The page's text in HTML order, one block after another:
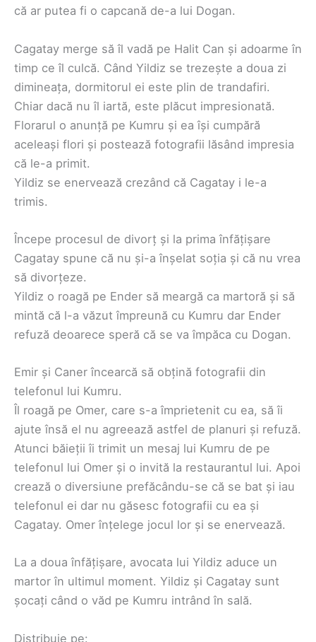
că ar putea fi o capcană de-a lui Dogan.
Cagatay merge să îl vadă pe Halit Can și adoarme în
timp ce îl culcă. Când Yildiz se trezește a doua zi
dimineața, dormitorul ei este plin de trandafiri.
Chiar dacă nu îl iartă, este plăcut impresionată.
Florarul o anunță pe Kumru și ea își cumpără
aceleași flori și postează fotografii lăsând impresia
că le-a primit.
Yildiz se enervează crezând că Cagatay i le-a
trimis.
Începe procesul de divorț și la prima înfățișare
Cagatay spune că nu și-a înșelat soția și că nu vrea
să divorțeze.
Yildiz o roagă pe Ender să meargă ca martoră și să
mintă că l-a văzut împreună cu Kumru dar Ender
refuză deoarece speră că se va împăca cu Dogan.
Emir și Caner încearcă să obțină fotografii din
telefonul lui Kumru.
Îl roagă pe Omer, care s-a împrietenit cu ea, să îi
ajute însă el nu agreează astfel de planuri și refuză.
Atunci băieții îi trimit un mesaj lui Kumru de pe
telefonul lui Omer și o invită la restaurantul lui. Apoi
crează o diversiune prefăcându-se că se bat și iau
telefonul ei dar nu găsesc fotografii cu ea și
Cagatay. Omer înțelege jocul lor și se enervează.
La a doua înfățișare, avocata lui Yildiz aduce un
martor în ultimul moment. Yildiz și Cagatay sunt
șocați când o văd pe Kumru intrând în sală.
Distribuie pe: